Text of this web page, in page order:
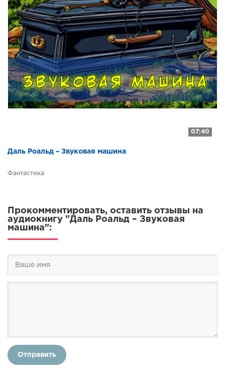
07:40
Даль Роальд – Звуковая машина
Фантастика
Прокомментировать, оставить отзывы на
аудиокнигу "Даль Роальд – Звуковая
машина":
Отправить